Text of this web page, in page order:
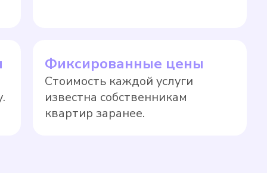
Фиксированные цены
Стоимость каждой услуги
известна собственникам
квартир заранее.